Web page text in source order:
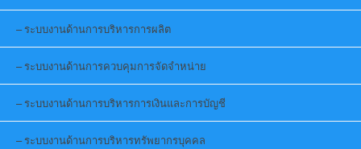
ระบบงานด้านการบริหารการผลิต
ระบบงานด้านการควบคุมการจัดจำหน่าย
ระบบงานด้านการบริหารการเงินและการบัญชี
ระบบงานด้านการบริหารทรัพยากรบุคคล